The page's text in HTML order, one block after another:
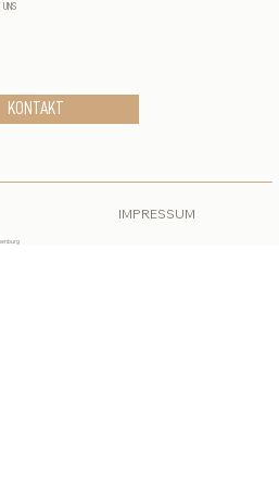
UNS
KONTAKT
IMPRESSUM